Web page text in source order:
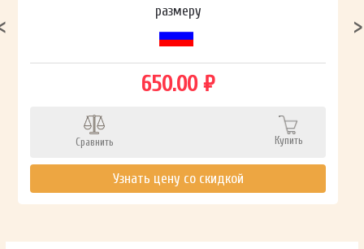
размеру
650.00 ₽
Сравнить Купить
Узнать цену со скидкой